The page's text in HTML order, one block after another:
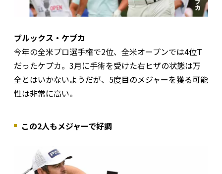
ブルックス・ケプカ
今年の全米プロ選手権で2位、全米オープンでは4位T
だったケプカ。3月に手術を受けた右ヒザの状態は万
全とはいかないようだが、5度目のメジャーを獲る可能
性は非常に高い。
この2人もメジャーで好調